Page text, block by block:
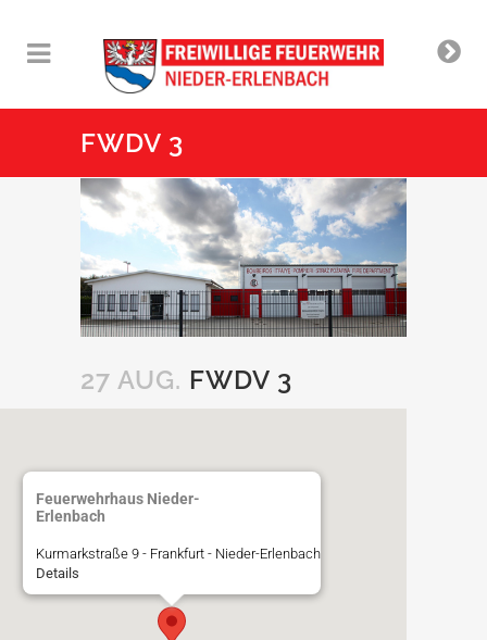
FWDV 3
27 AUG. FWDV 3
Feuerwehrhaus Nieder-
Erlenbach
Kurmarkstraße 9 - Frankfurt - Nieder-Erlenbach
Details